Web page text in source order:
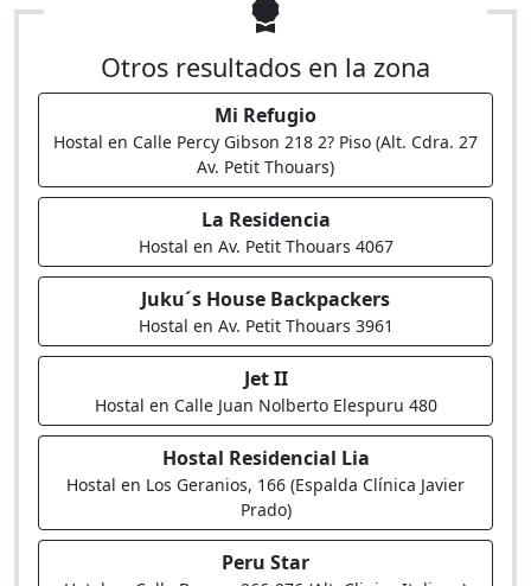
Otros resultados en la zona
Mi Refugio
Hostal en Calle Percy Gibson 218 2? Piso (Alt. Cdra. 27
Av. Petit Thouars)
La Residencia
Hostal en Av. Petit Thouars 4067
Juku´s House Backpackers
Hostal en Av. Petit Thouars 3961
Jet II
Hostal en Calle Juan Nolberto Elespuru 480
Hostal Residencial Lia
Hostal en Los Geranios, 166 (Espalda Clínica Javier
Prado)
Peru Star